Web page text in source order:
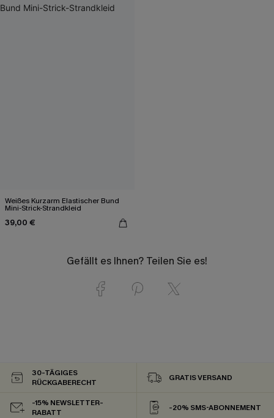
Weißes Kurzarm Elastischer Bund
Mini-Strick-Strandkleid
39,00 €
Gefällt es Ihnen? Teilen Sie es!
30-TÄGIGES
RÜCKGABERECHT
GRATIS VERSAND
-15% NEWSLETTER-
RABATT
-20% SMS-ABONNEMENT